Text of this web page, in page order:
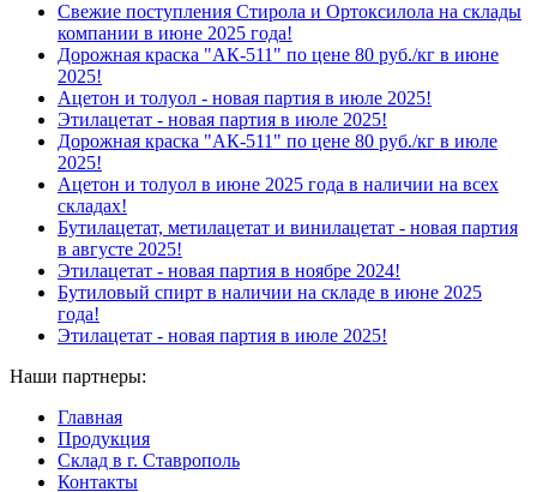
Свежие поступления Стирола и Ортоксилола на склады
компании в июне 2025 года!
Дорожная краска "АК-511" по цене 80 руб./кг в июне
2025!
Ацетон и толуол - новая партия в июле 2025!
Этилацетат - новая партия в июле 2025!
Дорожная краска "АК-511" по цене 80 руб./кг в июле
2025!
Ацетон и толуол в июне 2025 года в наличии на всех
складах!
Бутилацетат, метилацетат и винилацетат - новая партия
в августе 2025!
Этилацетат - новая партия в ноябре 2024!
Бутиловый спирт в наличии на складе в июне 2025
года!
Этилацетат - новая партия в июле 2025!
Наши партнеры:
Главная
Продукция
Склад в г. Ставрополь
Контакты